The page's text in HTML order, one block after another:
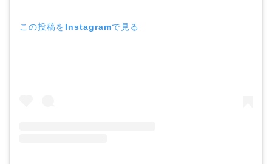
この投稿をInstagramで見る